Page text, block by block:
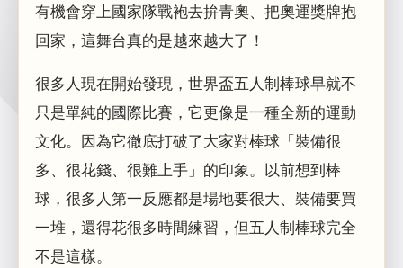
有機會穿上國家隊戰袍去拚青奧、把奧運獎牌抱
回家，這舞台真的是越來越大了！
很多人現在開始發現，世界盃五人制棒球早就不
只是單純的國際比賽，它更像是一種全新的運動
文化。因為它徹底打破了大家對棒球「裝備很
多、很花錢、很難上手」的印象。以前想到棒
球，很多人第一反應都是場地要很大、裝備要買
一堆，還得花很多時間練習，但五人制棒球完全
不是這樣。